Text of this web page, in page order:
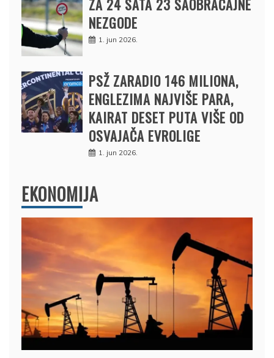
ZA 24 SATA 23 SAOBRAĆAJNE
NEZGODE
1. jun 2026.
PSŽ ZARADIO 146 MILIONA,
ENGLEZIMA NAJVIŠE PARA,
KAIRAT DESET PUTA VIŠE OD
OSVAJAČA EVROLIGE
1. jun 2026.
EKONOMIJA